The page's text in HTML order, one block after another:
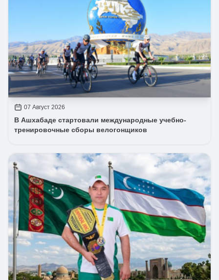
07 Август 2026
В Ашхабаде стартовали международные учебно-
тренировочные сборы велогонщиков